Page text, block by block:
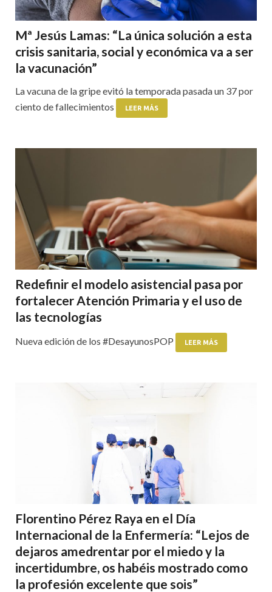
Mª Jesús Lamas: “La única solución a esta
crisis sanitaria, social y económica va a ser
la vacunación”
La vacuna de la gripe evitó la temporada pasada un 37 por
ciento de fallecimientos
LEER MÁS
Redefinir el modelo asistencial pasa por
fortalecer Atención Primaria y el uso de
las tecnologías
Nueva edición de los #DesayunosPOP LEER MÁS
Florentino Pérez Raya en el Día
Internacional de la Enfermería: “Lejos de
dejaros amedrentar por el miedo y la
incertidumbre, os habéis mostrado como
la profesión excelente que sois”